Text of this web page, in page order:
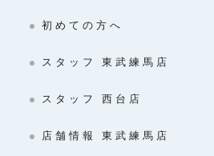
初めての方へ
スタッフ 東武練馬店
スタッフ 西台店
店舗情報 東武練馬店